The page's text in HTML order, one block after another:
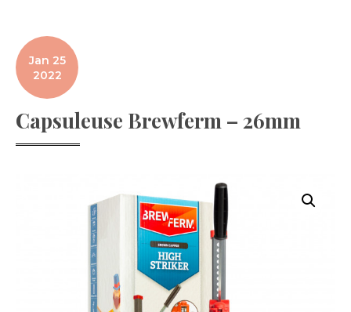
Jan 25
2022
Capsuleuse Brewferm – 26mm